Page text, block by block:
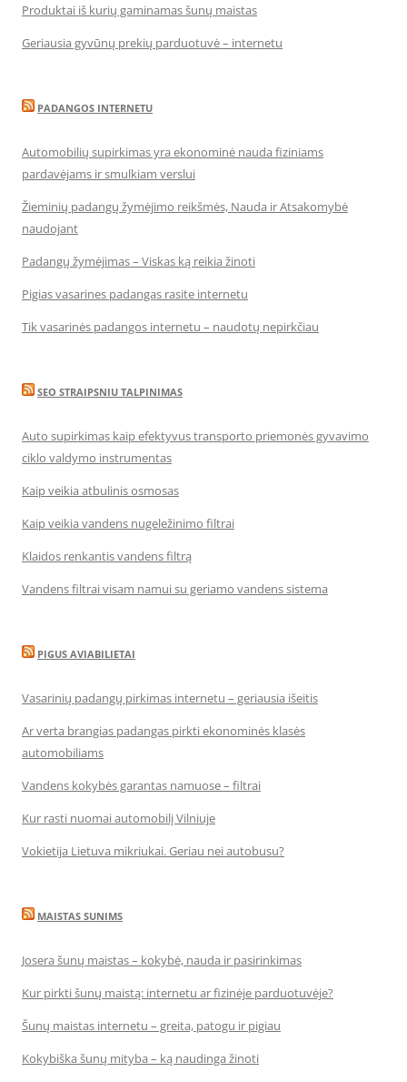
Produktai iš kurių gaminamas šunų maistas
Geriausia gyvūnų prekių parduotuvė – internetu
PADANGOS INTERNETU
Automobilių supirkimas yra ekonominė nauda fiziniams
pardavėjams ir smulkiam verslui
Žieminių padangų žymėjimo reikšmės, Nauda ir Atsakomybė
naudojant
Padangų žymėjimas – Viskas ką reikia žinoti
Pigias vasarines padangas rasite internetu
Tik vasarinės padangos internetu – naudotų nepirkčiau
SEO STRAIPSNIU TALPINIMAS
Auto supirkimas kaip efektyvus transporto priemonės gyvavimo
ciklo valdymo instrumentas
Kaip veikia atbulinis osmosas
Kaip veikia vandens nugeležinimo filtrai
Klaidos renkantis vandens filtrą
Vandens filtrai visam namui su geriamo vandens sistema
PIGUS AVIABILIETAI
Vasarinių padangų pirkimas internetu – geriausia išeitis
Ar verta brangias padangas pirkti ekonominės klasės
automobiliams
Vandens kokybės garantas namuose – filtrai
Kur rasti nuomai automobilį Vilniuje
Vokietija Lietuva mikriukai. Geriau nei autobusu?
MAISTAS SUNIMS
Josera šunų maistas – kokybė, nauda ir pasirinkimas
Kur pirkti šunų maistą: internetu ar fizinėje parduotuvėje?
Šunų maistas internetu – greita, patogu ir pigiau
Kokybiška šunų mityba – ką naudinga žinoti